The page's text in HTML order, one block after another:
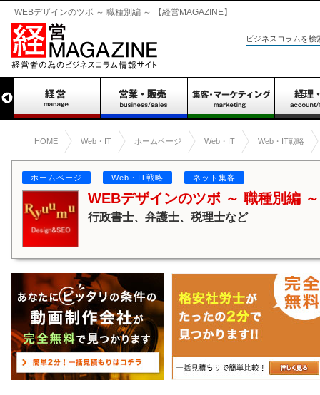
WEBデザインのツボ ～ 職種別編 ～ 【経営MAGAZINE】
ビジネスコラムを検
HOME Web・IT ホームページ Web・IT Web・IT戦略
ホームページ Web・IT戦略 ネット集客
WEBデザインのツボ ～ 職種別編 ～
行政書士、弁護士、税理士など